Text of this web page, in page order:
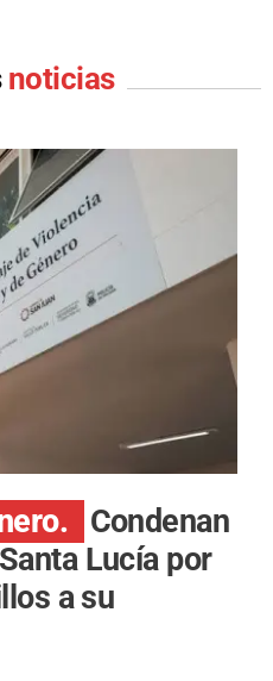
noticias
Condenan
Lucía por
a su